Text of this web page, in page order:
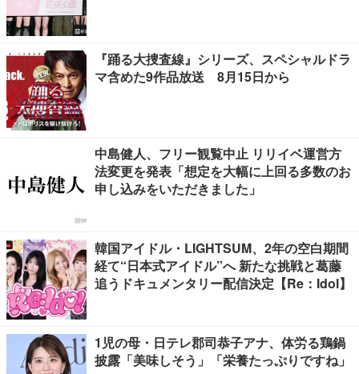
『踊る大捜査線』シリーズ、スペシャルドラ
マ含めた9作品放送 8月15日から
中島健人、フリー観覧中止 リリイベ運営方
法変更を発表「想定を大幅に上回る多数のお
申し込みをいただきました」
韓国アイドル・LIGHTSUM、2年の空白期間
経て“日本式アイドル”へ 新たな挑戦と葛藤
追うドキュメンタリー配信決定【Re：Idol】
1児の母・日テレ郡司恭子アナ、体労る鶏鍋
披露「美味しそう」「栄養たっぷりですね」